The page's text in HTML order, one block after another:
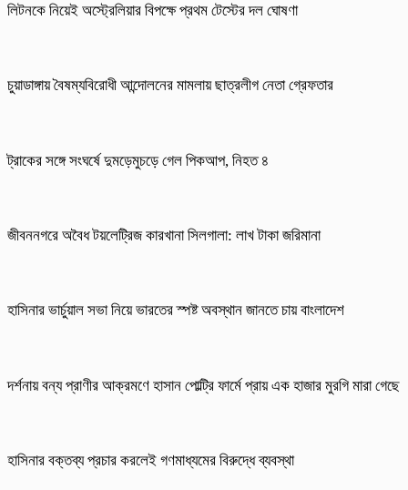
লিটনকে নিয়েই অস্ট্রেলিয়ার বিপক্ষে প্রথম টেস্টের দল ঘোষণা
চুয়াডাঙ্গায় বৈষম্যবিরোধী আন্দোলনের মামলায় ছাত্রলীগ নেতা গ্রেফতার
ট্রাকের সঙ্গে সংঘর্ষে দুমড়েমুচড়ে গেল পিকআপ, নিহত ৪
জীবননগরে অবৈধ টয়লেট্রিজ কারখানা সিলগালা: লাখ টাকা জরিমানা
হাসিনার ভার্চুয়াল সভা নিয়ে ভারতের স্পষ্ট অবস্থান জানতে চায় বাংলাদেশ
দর্শনায় বন্য প্রাণীর আক্রমণে হাসান পোল্ট্রি ফার্মে প্রায় এক হাজার মুরগি মারা গেছে
হাসিনার বক্তব্য প্রচার করলেই গণমাধ্যমের বিরুদ্ধে ব্যবস্থা